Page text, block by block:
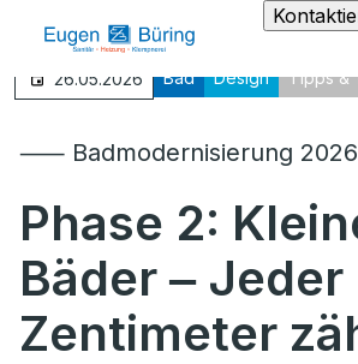
26.05.2026 Bad Design Tipps &
⸺ Badmodernisierung 2026
Phase 2:
Bäder ‒ Jeder
Zentimeter